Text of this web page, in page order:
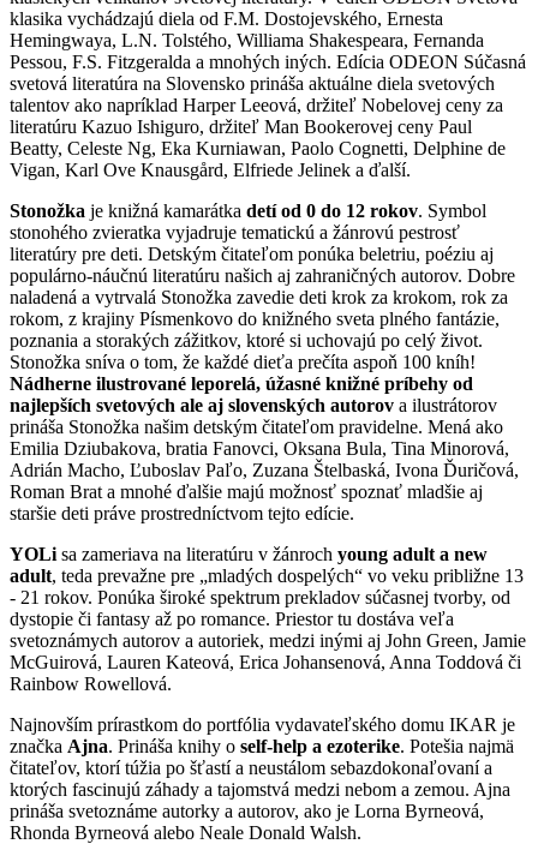
klasika vychádzajú diela od F.M. Dostojevského, Ernesta
Hemingwaya, L.N. Tolstého, Williama Shakespeara, Fernanda
Pessou, F.S. Fitzgeralda a mnohých iných. Edícia ODEON Súčasná
svetová literatúra na Slovensko prináša aktuálne diela svetových
talentov ako napríklad Harper Leeová, držiteľ Nobelovej ceny za
literatúru Kazuo Ishiguro, držiteľ Man Bookerovej ceny Paul
Beatty, Celeste Ng, Eka Kurniawan, Paolo Cognetti, Delphine de
Vigan, Karl Ove Knausgård, Elfriede Jelinek a ďalší.
Stonožka je knižná kamarátka detí od 0 do 12 rokov. Symbol
stonohého zvieratka vyjadruje tematickú a žánrovú pestrosť
literatúry pre deti. Detským čitateľom ponúka beletriu, poéziu aj
populárno-náučnú literatúru našich aj zahraničných autorov. Dobre
naladená a vytrvalá Stonožka zavedie deti krok za krokom, rok za
rokom, z krajiny Písmenkovo do knižného sveta plného fantázie,
poznania a storakých zážitkov, ktoré si uchovajú po celý život.
Stonožka sníva o tom, že každé dieťa prečíta aspoň 100 kníh!
Nádherne ilustrované leporelá, úžasné knižné príbehy od
najlepších svetových ale aj slovenských autorov a ilustrátorov
prináša Stonožka našim detským čitateľom pravidelne. Mená ako
Emilia Dziubakova, bratia Fanovci, Oksana Bula, Tina Minorová,
Adrián Macho, Ľuboslav Paľo, Zuzana Štelbaská, Ivona Ďuričová,
Roman Brat a mnohé ďalšie majú možnosť spoznať mladšie aj
staršie deti práve prostredníctvom tejto edície.
YOLi sa zameriava na literatúru v žánroch young adult a new
adult, teda prevažne pre „mladých dospelých“ vo veku približne 13
- 21 rokov. Ponúka široké spektrum prekladov súčasnej tvorby, od
dystopie či fantasy až po romance. Priestor tu dostáva veľa
svetoznámych autorov a autoriek, medzi inými aj John Green, Jamie
McGuirová, Lauren Kateová, Erica Johansenová, Anna Toddová či
Rainbow Rowellová.
Najnovším prírastkom do portfólia vydavateľského domu IKAR je
značka Ajna. Prináša knihy o self-help a ezoterike. Potešia najmä
čitateľov, ktorí túžia po šťastí a neustálom sebazdokonaľovaní a
ktorých fascinujú záhady a tajomstvá medzi nebom a zemou. Ajna
prináša svetoznáme autorky a autorov, ako je Lorna Byrneová,
Rhonda Byrneová alebo Neale Donald Walsh.